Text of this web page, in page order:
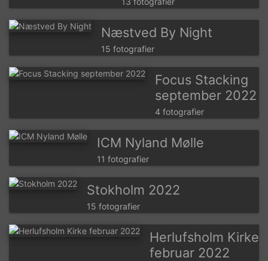
Næstved By Night
15 fotografier
Focus Stacking
september 2022
4 fotografier
ICM Nyland Mølle
11 fotografier
Stokholm 2022
15 fotografier
Herlufsholm Kirke
februar 2022